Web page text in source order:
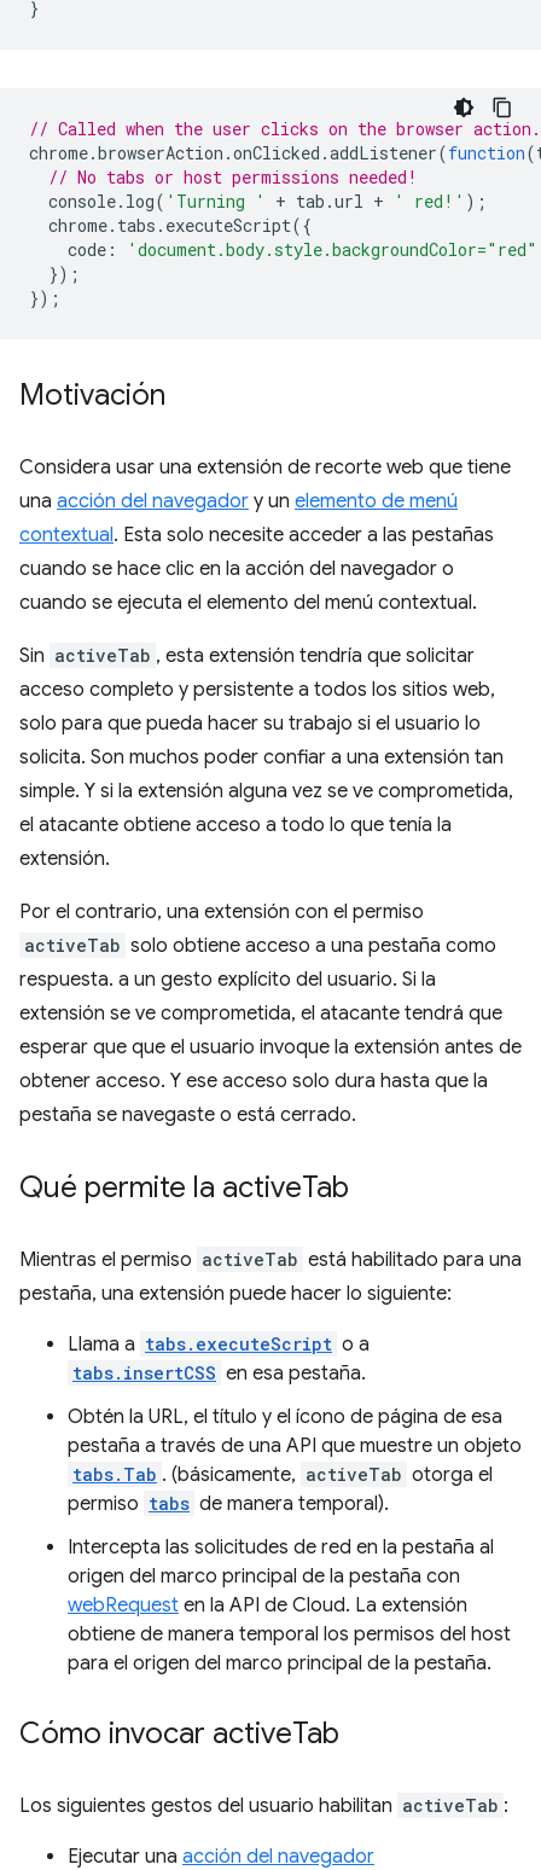
}
// Called when the user clicks on the browser action.
chrome.browserAction .onClicked .addListener(function(
// No tabs or host permissions needed!
console. log( 'Turning ' + tab .url + ' red!' );
chrome. tabs . executeScript({
code :
});
});
Motivación
Considera usar una extensión de recorte web que tiene
una acción del navegador y un elemento de menú
contextual. Esta solo necesite acceder a las pestañas
cuando se hace clic en la acción del navegador o
cuando se ejecuta el elemento del menú contextual.
Sin activeTab , esta extensión tendría que solicitar
acceso completo y persistente a todos los sitios web,
solo para que pueda hacer su trabajo si el usuario lo
solicita. Son muchos poder confiar a una extensión tan
simple. Y si la extensión alguna vez se ve comprometida,
el atacante obtiene acceso a todo lo que tenía la
extensión.
Por el contrario, una extensión con el permiso
activeTab solo obtiene acceso a una pestaña como
respuesta. a un gesto explícito del usuario. Si la
extensión se ve comprometida, el atacante tendrá que
esperar que que el usuario invoque la extensión antes de
obtener acceso. Y ese acceso solo dura hasta que la
pestaña se navegaste o está cerrado.
Qué permite la activeTab
Mientras el permiso activeTab está habilitado para una
pestaña, una extensión puede hacer lo siguiente:
Llama a tabs.executeScript o a
tabs.insertCSS en esa pestaña.
Obtén la URL, el título y el ícono de página de esa
pestaña a través de una API que muestre un objeto
tabs.Tab . (básicamente, activeTab otorga el
permiso tabs de manera temporal).
Intercepta las solicitudes de red en la pestaña al
origen del marco principal de la pestaña con
webRequest en la API de Cloud. La extensión
obtiene de manera temporal los permisos del host
para el origen del marco principal de la pestaña.
Cómo invocar activeTab
Los siguientes gestos del usuario habilitan activeTab :
Ejecutar una acción del navegador